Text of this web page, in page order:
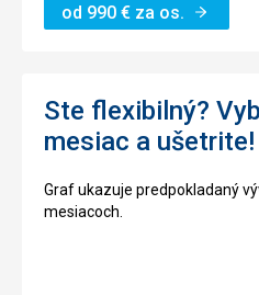
od 990 € za os.
Ste flexibilný?
mesiac a ušetrite!
Graf ukazuje predpokladaný
mesiacoch.